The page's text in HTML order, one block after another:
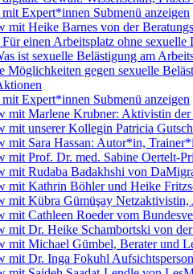
mit Expert*innen Submenü anzeigen
mit Heike Barnes von der
einen Arbeitsplatz ohne
ist sexuelle Belästigung am
Möglichkeiten gegen sexuelle
mit Expert*innen Submenü anzeigen
mit Marlene Krubner: Aktivistin
mit unserer Kollegin Patricia
mit Sara Hassan: Autor*in,
mit Prof. Dr. med. Sabine Oertelt-
mit Rudaba Badakhshi von
mit Kathrin Böhler und Heike
mit Kübra Gümüşay Netzaktivistin,
mit Cathleen Roeder vom
mit Dr. Heike Schambortski von
mit Michael Gümbel, Berater und
mit Dr. Inga Fokuhl